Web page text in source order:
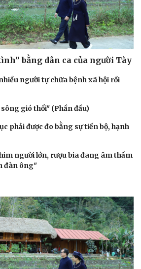
bằng dân ca của người Tày
người tự chữa bệnh xã hội rồi
gió thổi" (Phần đầu)
phải được đo bằng sự tiến bộ, hạnh
người lớn, rượu bia đang âm thầm
đàn ông"